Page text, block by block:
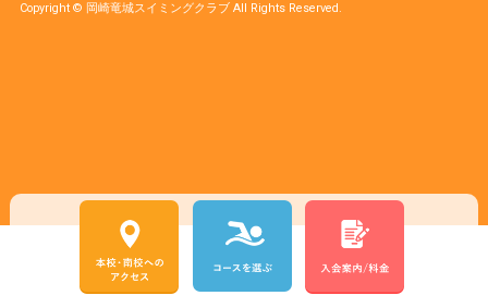
Copyright © 岡崎竜城スイミングクラブ All Rights Reserved.